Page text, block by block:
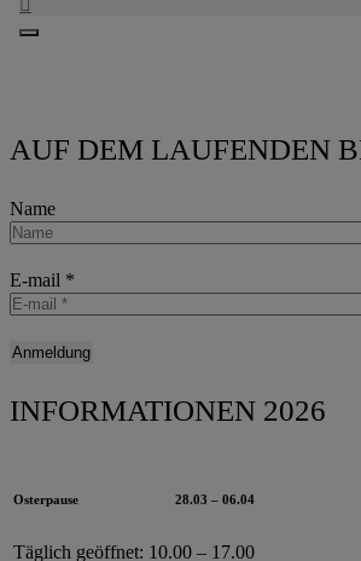
AUF DEM LAUFENDEN
Name
E-mail *
INFORMATIONEN 2026
Osterpause 28.03 – 06.04
Täglich geöffnet: 10.00 – 17.00